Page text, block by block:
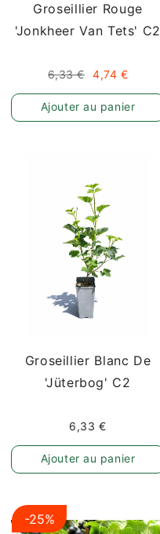
Groseillier Rouge
'Jonkheer Van Tets' C2
6,33 € 4,74 €
Ajouter au panier
Groseillier Blanc De
'Jüterbog' C2
6,33 €
Ajouter au panier
-25%